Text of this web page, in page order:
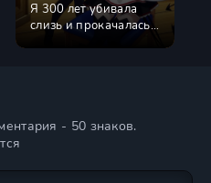
Я 300 лет убивала
слизь и прокачалась
- 50 знаков.